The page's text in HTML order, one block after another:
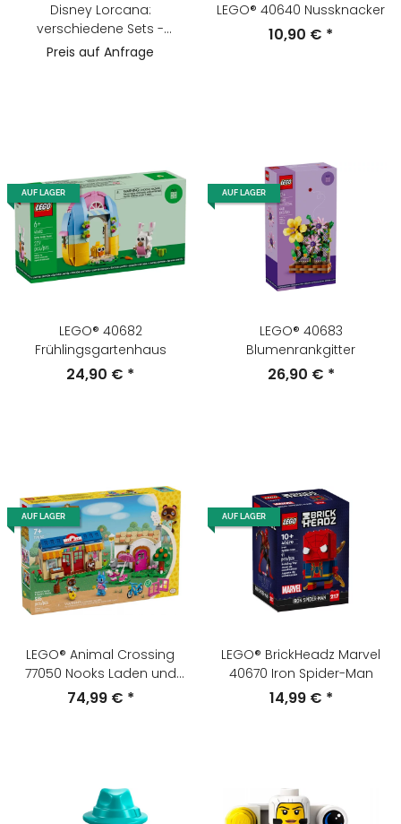
Disney Lorcana:
verschiedene Sets -
Anzahl wählen! - Random
Preis auf Anfrage
LEGO® 40640 Nussknacker
10,90 € *
AUF LAGER
LEGO® 40682
Frühlingsgartenhaus
24,90 € *
AUF LAGER
LEGO® 40683
Blumenrankgitter
26,90 € *
AUF LAGER
LEGO® Animal Crossing
77050 Nooks Laden und
Sophies Haus
74,99 € *
AUF LAGER
LEGO® BrickHeadz Marvel
40670 Iron Spider-Man
14,99 € *